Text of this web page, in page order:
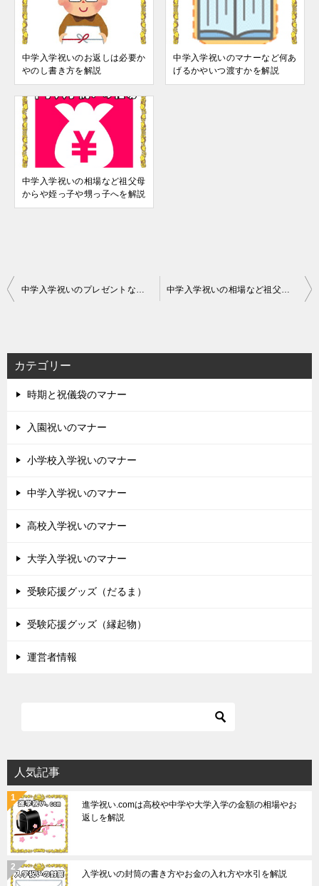
中学入学祝いのお返しは必要か
やのし書き方を解説
中学入学祝いのマナーなど何あ
げるかやいつ渡すかを解説
中学入学祝いの相場など祖父母
からや姪っ子や甥っ子へを解説
投
ビ
ゲ
ー
シ
カテゴリー
時期と祝儀袋のマナー
入園祝いのマナー
小学校入学祝いのマナー
中学入学祝いのマナー
高校入学祝いのマナー
大学入学祝いのマナー
受験応援グッズ（だるま）
受験応援グッズ（縁起物）
運営者情報
人気記事
進学祝い.comは高校や中学や大学入学の金額の相場やお
返しを解説
入学祝いの封筒の書き方やお金の入れ方や水引を解説